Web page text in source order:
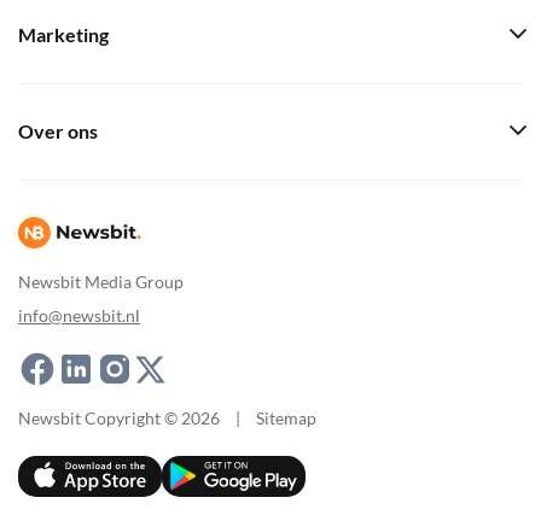
Newsbit Media Group
info@newsbit.nl
Marketing
Over ons
Newsbit Copyright © 2026 | Sitemap